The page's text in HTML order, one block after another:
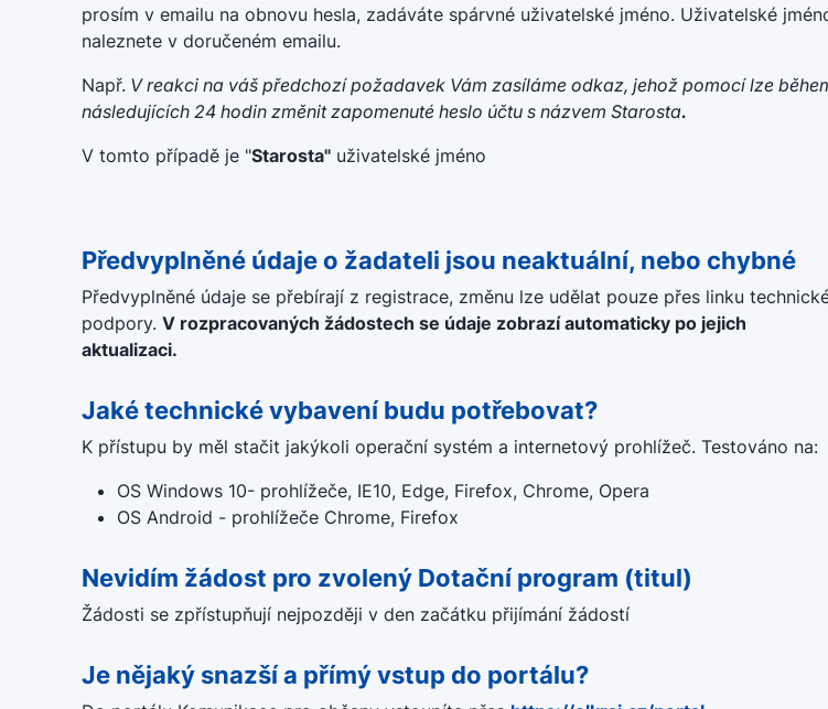
prosím v emailu na obnovu hesla, zadáváte spárvné uživatelské jméno. Uživatelské
naleznete v doručeném emailu.
Např. V reakci na váš předchozí požadavek Vám zasíláme odkaz, jehož pomocí lze
následujících 24 hodin změnit zapomenuté heslo účtu s názvem Starosta.
V tomto případě je "Starosta" uživatelské jméno
Předvyplněné údaje o žadateli jsou neaktuální, nebo chybné
Předvyplněné údaje se přebírají z registrace, změnu lze udělat pouze přes linku
podpory. V rozpracovaných žádostech se údaje zobrazí automaticky po jejich
aktualizaci.
Jaké technické vybavení budu potřebovat?
K přístupu by měl stačit jakýkoli operační systém a internetový prohlížeč. Testováno na:
OS Windows 10- prohlížeče, IE10, Edge, Firefox, Chrome, Opera
OS Android - prohlížeče Chrome, Firefox
Nevidím žádost pro zvolený Dotační program (titul)
Žádosti se zpřístupňují nejpozději v den začátku přijímání žádostí
Je nějaký snazší a přímý vstup do portálu?